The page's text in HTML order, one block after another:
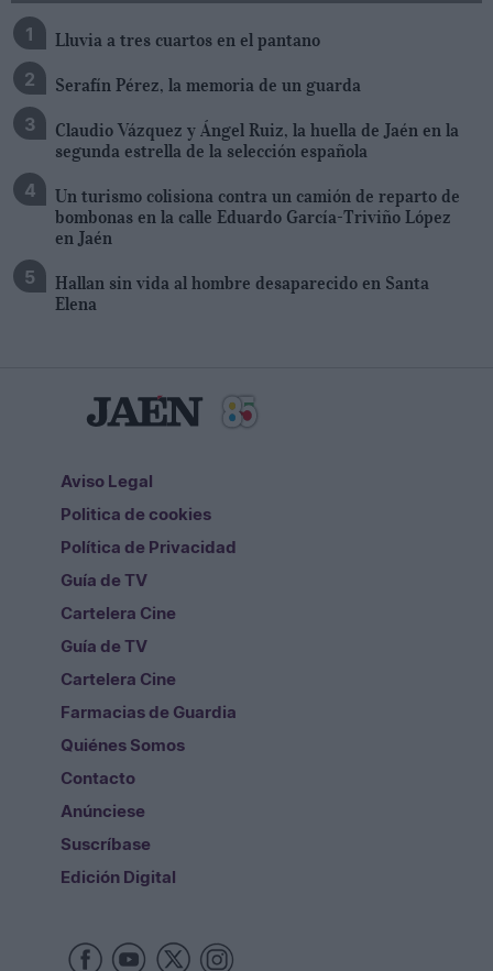
Lluvia a tres cuartos en el pantano
Serafín Pérez, la memoria de un guarda
Claudio Vázquez y Ángel Ruiz, la huella de Jaén en la
segunda estrella de la selección española
Un turismo colisiona contra un camión de reparto de
bombonas en la calle Eduardo García-Triviño López
en Jaén
Hallan sin vida al hombre desaparecido en Santa
Elena
Aviso Legal
Politica de cookies
Política de Privacidad
Guía de TV
Cartelera Cine
Guía de TV
Cartelera Cine
Farmacias de Guardia
Quiénes Somos
Contacto
Anúnciese
Suscríbase
Edición Digital